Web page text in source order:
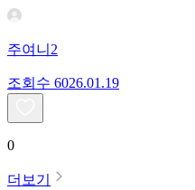
주여니2
조회수 6026.01.19
0
더보기